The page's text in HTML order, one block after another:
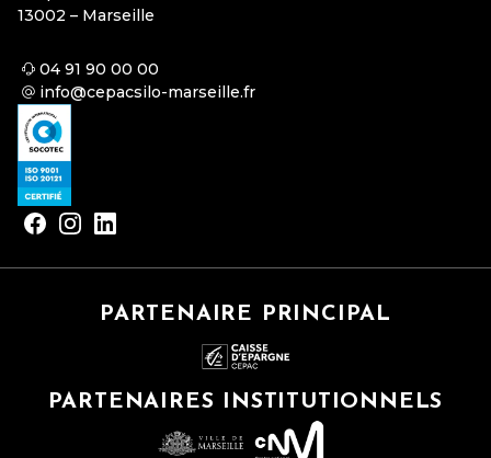
13002 – Marseille
04 91 90 00 00
info@cepacsilo-marseille.fr
PARTENAIRE PRINCIPAL
PARTENAIRES INSTITUTIONNELS